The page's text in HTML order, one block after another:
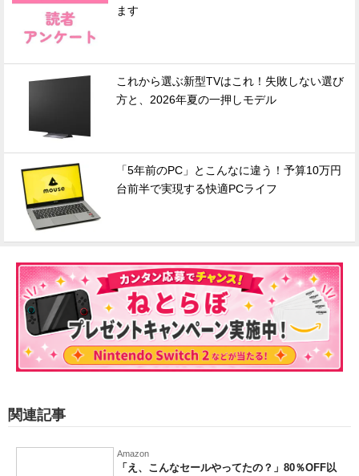
ます
これから選ぶ新型TVはこれ！失敗しない選び
方と、2026年夏の一押しモデル
「5年前のPC」とこんなに違う！予算10万円
台前半で実現する快適PCライフ
関連記事
Amazon
「え、こんなセールやってたの？」80％OFF以